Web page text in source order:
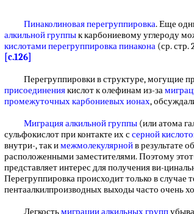
Пинаколиновая перегруппировка. Еще
алкильной группык карбониевому углероду
кислотами перегруппировкапинакона (ср. стр.
[c.126]
Перегруппировки в структуре, могущие
присоединениякислот к олефинам из-за
промежуточных карбониевых ионах,
Миграция алкильной группы (или атома
сульфокислот при контакте их ссерной
внутри-, так имежмолекулярнойв результате
расположенными заместителями. Поэтому
представляет интерес для получения ви-
Перегруппировка происходит только в случае
пентаалкилпроизводных выходы часто очень
Легкостьмиграции алкильных групп